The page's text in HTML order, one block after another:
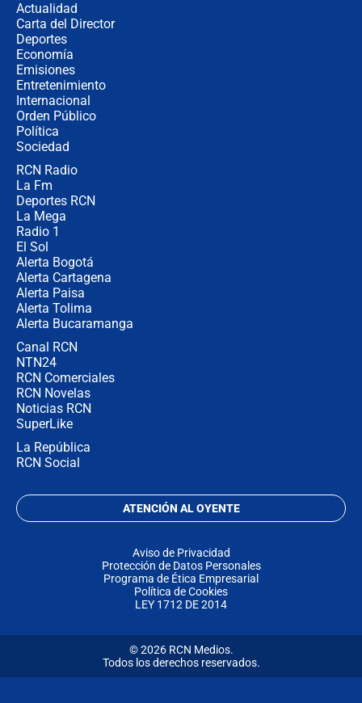
Actualidad
Carta del Director
Deportes
Economía
Emisiones
Entretenimiento
Internacional
Orden Público
Política
Sociedad
RCN Radio
La Fm
Deportes RCN
La Mega
Radio 1
El Sol
Alerta Bogotá
Alerta Cartagena
Alerta Paisa
Alerta Tolima
Alerta Bucaramanga
Canal RCN
NTN24
RCN Comerciales
RCN Novelas
Noticias RCN
SuperLike
La República
RCN Social
ATENCIÓN AL OYENTE
Aviso de Privacidad
Protección de Datos Personales
Programa de Ética Empresarial
Política de Cookies
LEY 1712 DE 2014
© 2026 RCN Medios.
Todos los derechos reservados.